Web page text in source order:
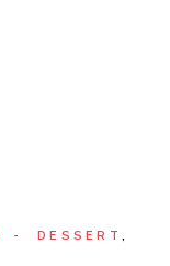
DESSERT